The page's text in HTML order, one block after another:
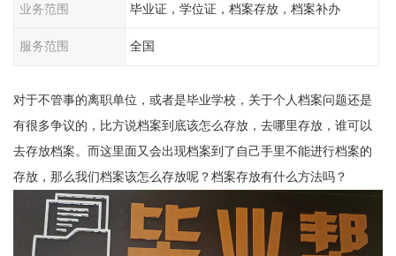
业务范围 毕业证，学位证，档案存放，档案补办
服务范围 全国
对于不管事的离职单位，或者是毕业学校，关于个人档案问题还是
有很多争议的，比方说档案到底该怎么存放，去哪里存放，谁可以
去存放档案。而这里面又会出现档案到了自己手里不能进行档案的
存放，那么我们档案该怎么存放呢？档案存放有什么方法吗？